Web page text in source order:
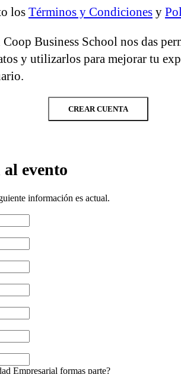
los Términos y Condiciones y
Business School nos das
y utilizarlos para mejorar tu
CREAR CUENTA
evento
información es actual.
Empresarial formas parte?